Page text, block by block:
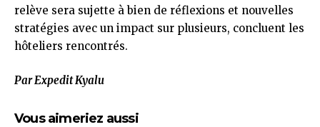
relève sera sujette à bien de réflexions et nouvelles
stratégies avec un impact sur plusieurs, concluent les
hôteliers rencontrés.
Par Expedit Kyalu
Vous aimeriez aussi